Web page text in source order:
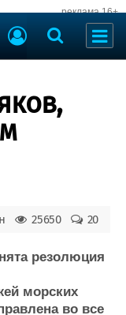
реклама 16+
20
25650
резолюция
морских
во все